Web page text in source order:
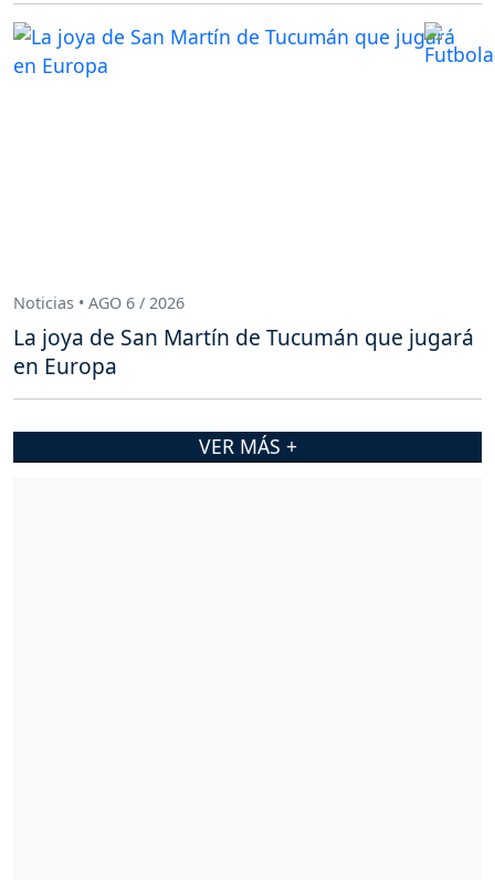
Noticias • AGO 6 / 2026
La joya de San Martín de Tucumán que jugará
en Europa
VER MÁS +